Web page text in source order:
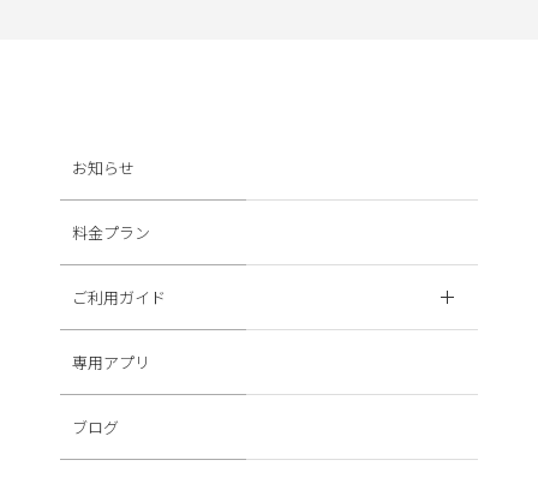
お知らせ
料金プラン
ご利用ガイド
専用アプリ
ブログ